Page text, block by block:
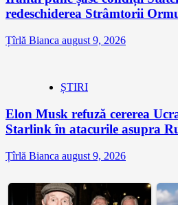
redeschiderea Strâmtorii
Țîrlă Bianca august 9, 2026
ȘTIRI
Elon Musk refuză cererea
Starlink în atacurile asupra
Țîrlă Bianca august 9, 2026